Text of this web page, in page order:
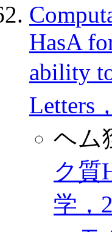
HasA
ability
Letters
ヘム
ク質
学，